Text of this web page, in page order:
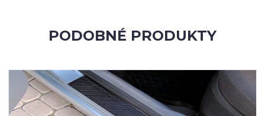
PODOBNÉ PRODUKTY